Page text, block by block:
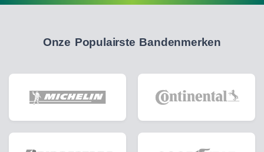
Onze Populairste Bandenmerken